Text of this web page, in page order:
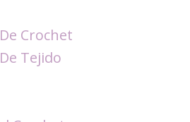
Crochet
Tejido